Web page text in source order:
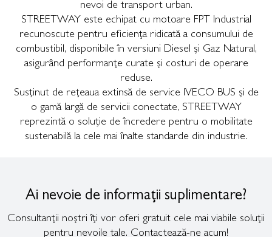
nevoi de transport urban.
STREETWAY este echipat cu motoare FPT Industrial
recunoscute pentru eficiența ridicată a consumului de
combustibil, disponibile în versiuni Diesel și Gaz Natural,
asigurând performanțe curate și costuri de operare
reduse.
Susținut de rețeaua extinsă de service IVECO BUS și de
o gamă largă de servicii conectate, STREETWAY
reprezintă o soluție de încredere pentru o mobilitate
sustenabilă la cele mai înalte standarde din industrie.
Ai nevoie de informații suplimentare?
Consultanții noștri îți vor oferi gratuit cele mai viabile soluții
pentru nevoile tale. Contactează-ne acum!